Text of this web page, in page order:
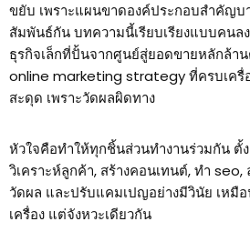
ขยับ เพราะแผนขาดองค์ประกอบสำคัญ
สัมพันธ์กัน บทความนี้เรียบเรียงแบบคนลง
ธุรกิจเล็กที่ปั้นจากศูนย์สู่ยอดขายหลักล้าน
online marketing strategy ที่ครบเครื่
สะดุด เพราะวัดผลผิดทาง
หัวใจคือทำให้ทุกชิ้นส่วนทำงานร่วมกัน ตั้
วิเคราะห์ลูกค้า, สร้างคอนเทนต์, ทำ
วัดผล และปรับแคมเปญอย่างมีวินัย เหมือ
เครื่อง แต่จังหวะเดียวกัน